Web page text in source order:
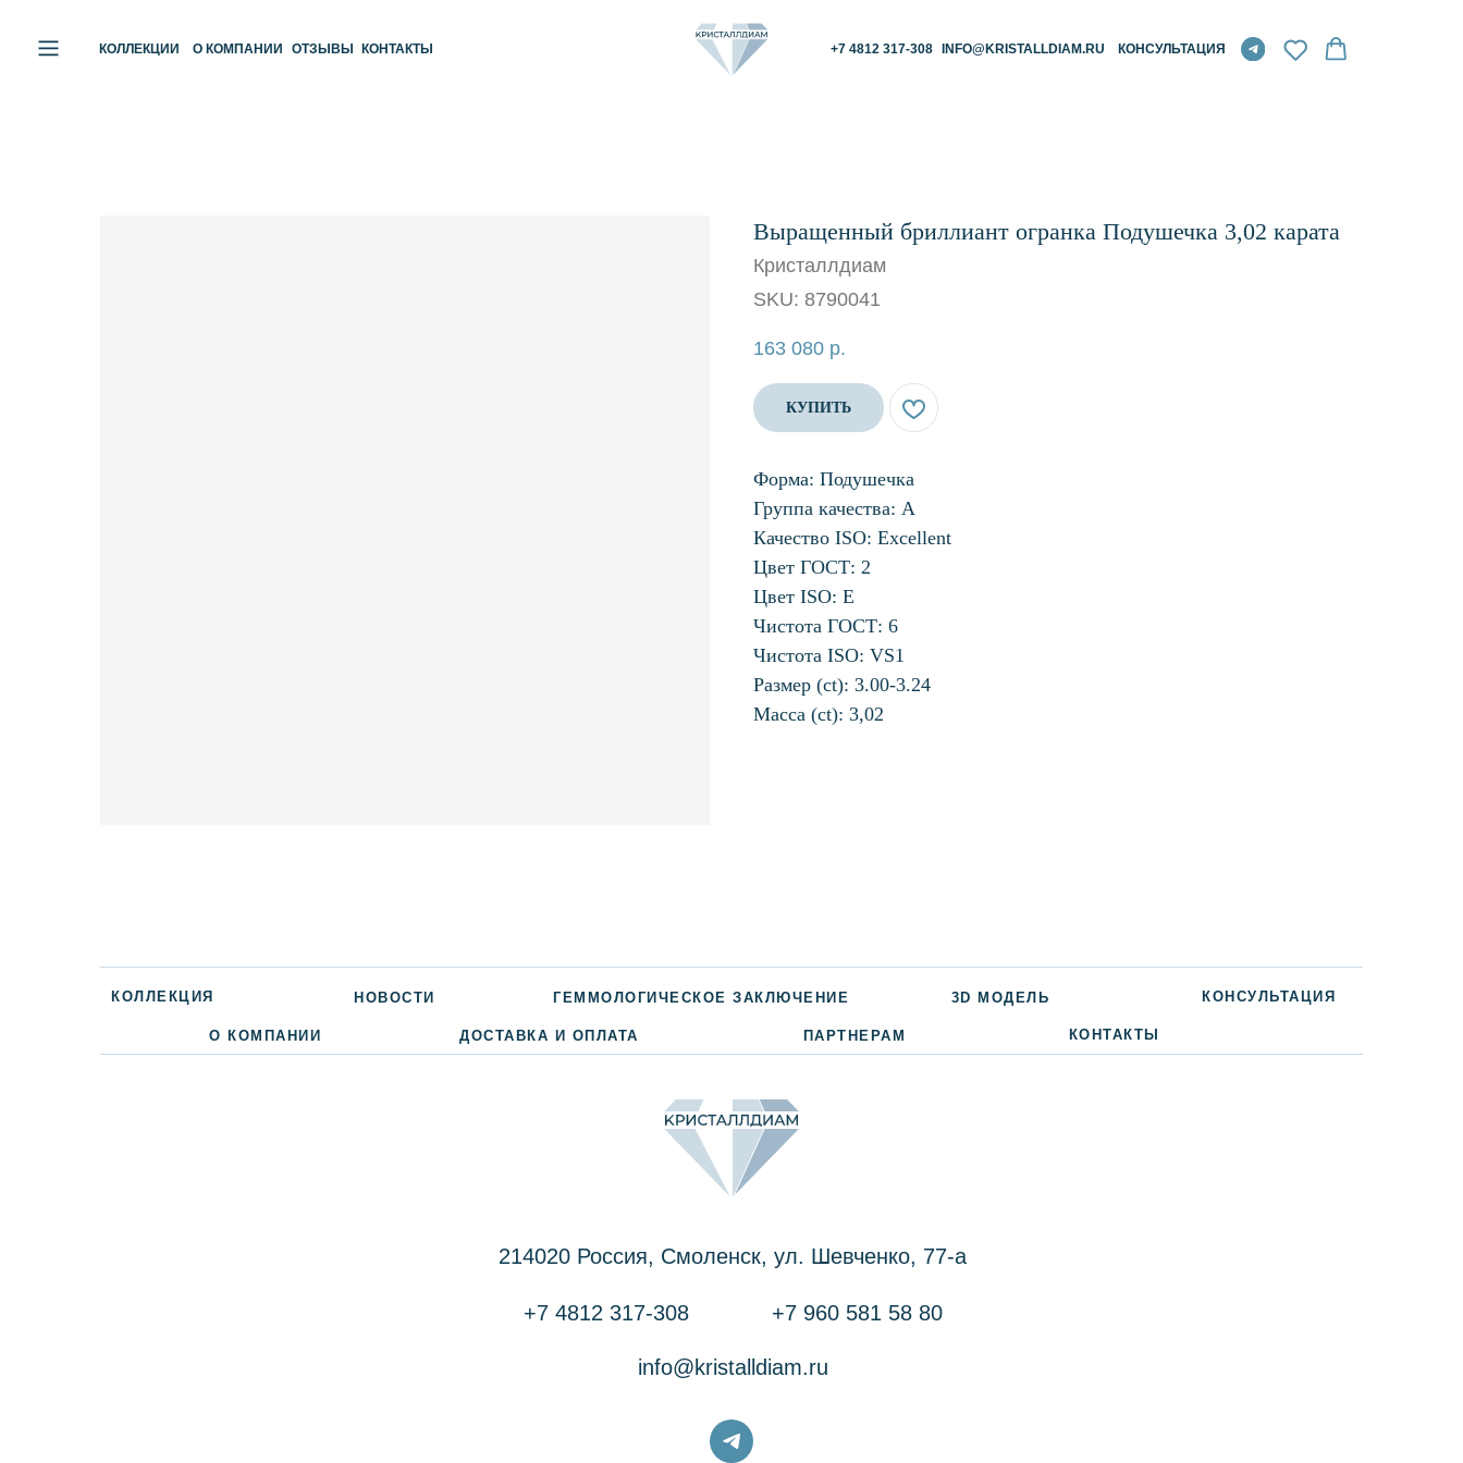
КОЛЛЕКЦИИ О КОМПАНИИ ОТЗЫВЫ КОНТАКТЫ +7 4812 317-308 INFO@KRISTALLDIAM.RU КОНСУЛЬТАЦИЯ
Выращенный бриллиант огранка Подушечка 3,02 карата
Кристаллдиам
SKU: 8790041
163 080 р.
КУПИТЬ
Форма: Подушечка
Группа качества: А
Качество ISO: Excellent
Цвет ГОСТ: 2
Цвет ISO: E
Чистота ГОСТ: 6
Чистота ISO: VS1
Размер (ct): 3.00-3.24
Масса (ct): 3,02
info@kristalldiam.ru
214020 Россия, Смоленск, ул. Шевченко, 77-a
+7 4812 317-308 +7 960 581 58 80
КОНТАКТЫ
КОЛЛЕКЦИЯ НОВОСТИ
О КОМПАНИИ ДОСТАВКА И ОПЛАТА ПАРТНЕРАМ
3D МОДЕЛЬ КОНСУЛЬТАЦИЯ
ГЕММОЛОГИЧЕСКОЕ ЗАКЛЮЧЕНИЕ